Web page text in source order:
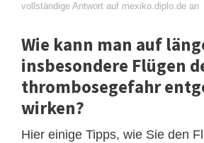
vollständige Antwort auf mexiko.diplo.de an
Wie kann man auf
insbesondere Flügen
thrombosegefahr
wirken?
Hier einige Tipps, wie Sie den